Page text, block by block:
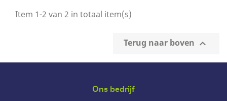
Item 1-2 van 2 in totaal item(s)
Terug naar boven 
Ons bedrijf